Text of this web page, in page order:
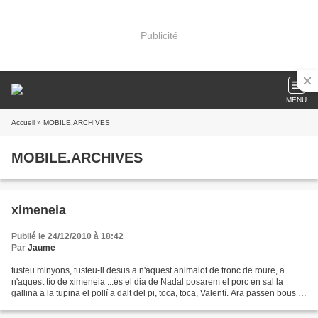
Publicité
MENU
Accueil » MOBILE.ARCHIVES
MOBILE.ARCHIVES
ximeneia
Publié le 24/12/2010 à 18:42
Par Jaume
tusteu minyons, tusteu-li desus a n'aquest animalot de tronc de roure, a
n'aquest tío de ximeneia ...és el dia de Nadal posarem el porc en sal la
gallina a la tupina el pollí a dalt del pi, toca, toca, Valentí. Ara passen bous i